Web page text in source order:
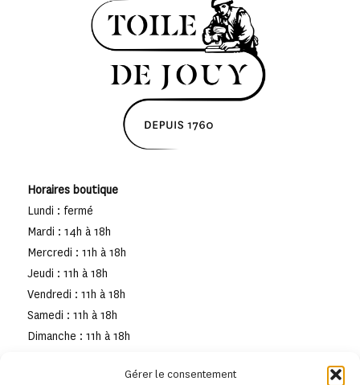
Gérer le consentement
Horaires boutique
Lundi : fermé
Mardi : 14h à 18h
Mercredi : 11h à 18h
Jeudi : 11h à 18h
Vendredi : 11h à 18h
Samedi : 11h à 18h
Dimanche : 11h à 18h